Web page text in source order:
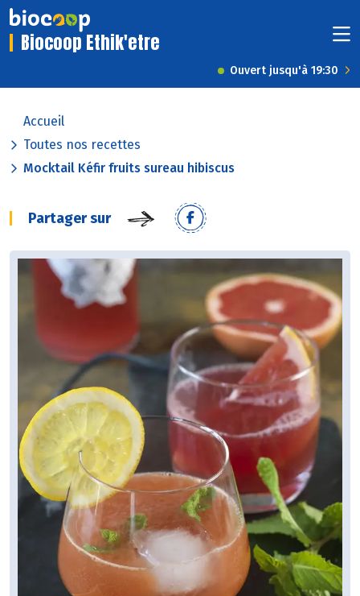
Biocoop Ethik'etre
Ouvert jusqu'à 19:30
Accueil
Toutes nos recettes
Mocktail Kéfir fruits sureau hibiscus
Partager sur